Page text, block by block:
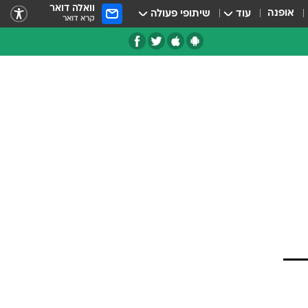
אופנה עוד שיתופי פעולה וואלה דואר
קרא דואר